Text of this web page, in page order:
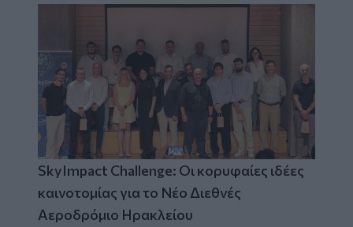
SkyImpact Challenge: Οι κορυφαίες ιδέες
καινοτομίας για το Νέο Διεθνές
Αεροδρόμιο Ηρακλείου